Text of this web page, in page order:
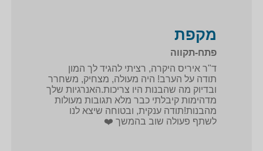
מקפת
פתח-תקווה
ד"ר איריס היקרה, רציתי להגיד לך המון
תודה על הערב! היה מעולה, מצחיק, משחרר
ובדיוק מה שהבנות היו צריכות.האנרגיות שלך
מדהימות קיבלתי כבר מלא תגובות מעולות
מהבנות!תודה ענקית, ובטוחה שיצא לנו
לשתף פעולה שוב בהמשך ❤️